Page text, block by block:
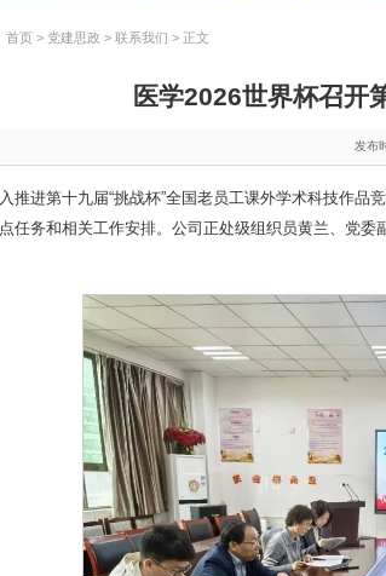
首页 > 党建思政 >联系我们 > 正文
医学2026世界杯召开
发布
推进第十九届“挑战杯”全国老员工课外学术科技作品
任务和相关工作安排。公司正处级组织员黄兰、党